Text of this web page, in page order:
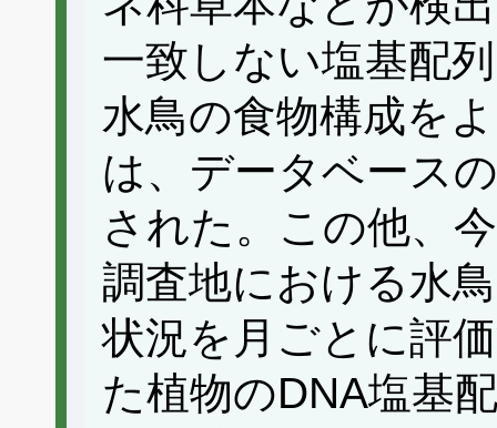
一致しない塩基配
水鳥の食物構成を
は、データベース
された。この他、
調査地における水
状況を月ごとに評
た植物のDNA塩基